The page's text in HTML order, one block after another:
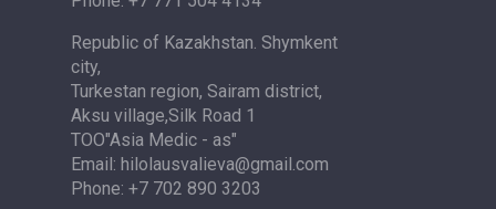
Republic of Kazakhstan. Shymkent
city,
Turkestan region, Sairam district,
Aksu village,Silk Road 1
TOO"Asia Medic - as"
Email: hilolausvalieva@gmail.com
Phone: +7 702 890 3203